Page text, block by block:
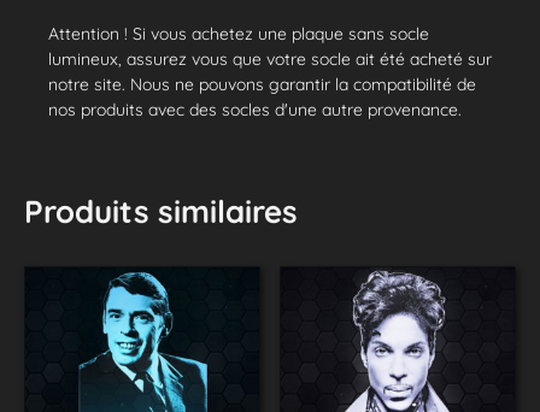
Attention ! Si vous achetez une plaque sans socle
lumineux, assurez vous que votre socle ait été acheté sur
notre site. Nous ne pouvons garantir la compatibilité de
nos produits avec des socles d'une autre provenance.
Produits similaires